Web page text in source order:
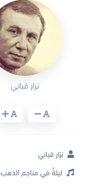
نزار قباني
نزار قباني
ليلةٌ في مناجم الذهب